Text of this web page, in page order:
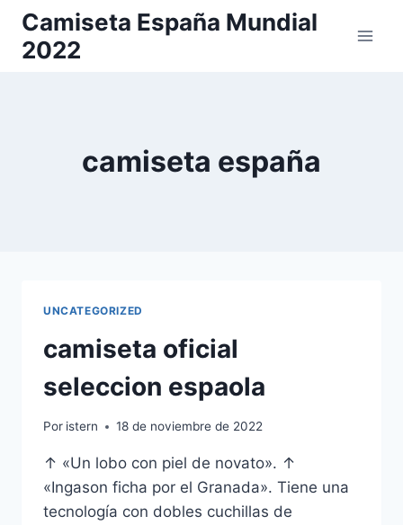
Saltar
contenido
Camiseta España Mundial
2022
camiseta españa
UNCATEGORIZED
camiseta oficial
seleccion espaola
Por istern 18 de noviembre de 2022
↑ «Un lobo con piel de novato». ↑
«Ingason ficha por el Granada». Tiene una
tecnología con dobles cuchillas de